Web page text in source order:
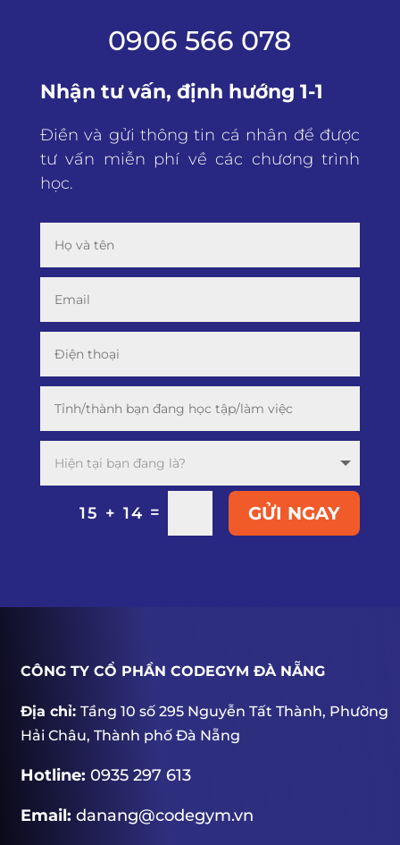
0906 566 078
Nhận tư vấn, định hướng 1-1
Điền và gửi thông tin cá nhân để được
tư vấn miễn phí về các chương trình
học.
15 + 14 = GỬI NGAY
CÔNG TY CỔ PHẦN CODEGYM ĐÀ NẴNG
Địa chỉ: Tầng 10 số 295 Nguyễn Tất Thành, Phường
Hải Châu, Thành phố Đà Nẵng
Hotline: 0935 297 613
Email: danang@codegym.vn